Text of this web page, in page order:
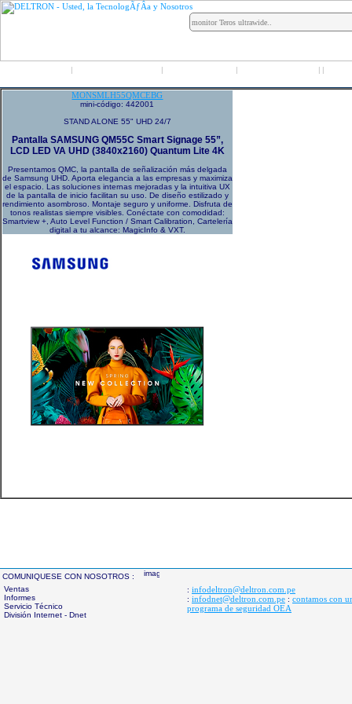
| | | | |
MONSMLH55QMCEBG
mini-código: 442001
STAND ALONE 55" UHD 24/7
Pantalla SAMSUNG QM55C Smart Signage 55”,
LCD LED VA UHD (3840x2160) Quantum Lite 4K
Presentamos QMC, la pantalla de señalización más delgada
de Samsung UHD. Aporta elegancia a las empresas y maximiza
el espacio. Las soluciones internas mejoradas y la intuitiva UX
de la pantalla de inicio facilitan su uso. De diseño estilizado y
rendimiento asombroso. Montaje seguro y uniforme. Disfruta de
tonos realistas siempre visibles. Conéctate con comodidad:
Smartview +, Auto Level Function / Smart Calibration, Cartelería
digital a tu alcance: MagicInfo & VXT.
COMUNIQUESE CON NOSOTROS :
Ventas
Informes
Servicio Técnico
División Internet - Dnet
: infodeltron@deltron.com.pe
: infodnet@deltron.com.pe : contamos con
programa de seguridad OEA